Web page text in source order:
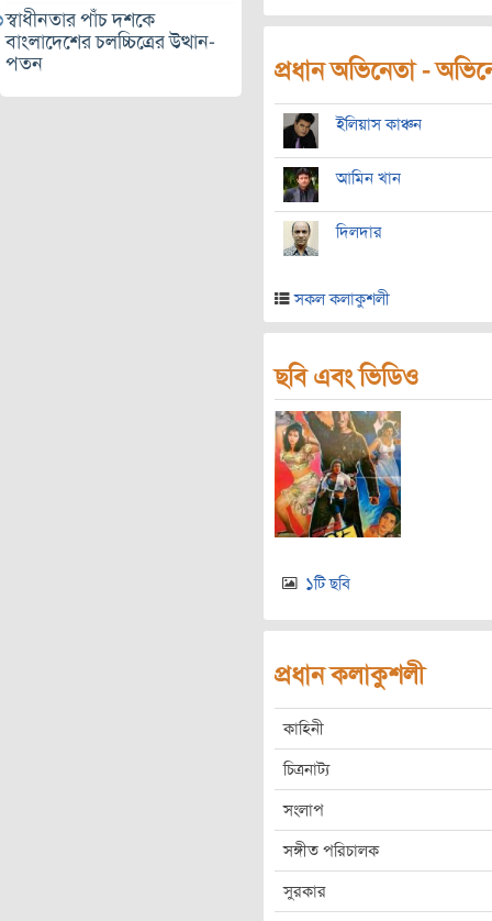
স্বাধীনতার পাঁচ দশকে
বাংলাদেশের চলচ্চিত্রের উত্থান-
পতন
প্রধান অভিনেতা -
ইলিয়াস কাঞ্চন
আমিন খান
দিলদার
সকল কলাকুশলী
ছবি এবং ভিডিও
১টি ছবি
প্রধান কলাকুশলী
কাহিনী
চিত্রনাট্য
সংলাপ
সঙ্গীত পরিচালক
সুরকার